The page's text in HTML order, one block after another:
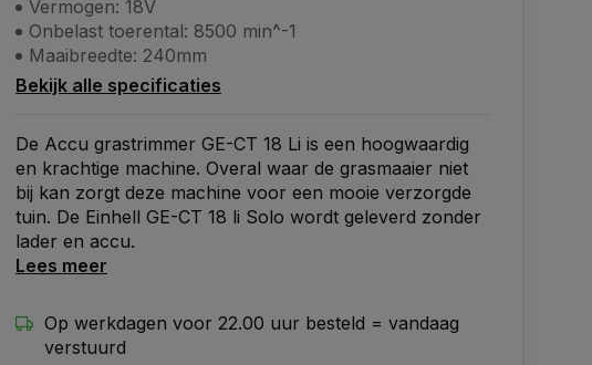
Vermogen: 18V
Onbelast toerental: 8500 min^-1
Maaibreedte: 240mm
Bekijk alle specificaties
De Accu grastrimmer GE-CT 18 Li is een hoogwaardig
en krachtige machine. Overal waar de grasmaaier niet
bij kan zorgt deze machine voor een mooie verzorgde
tuin. De Einhell GE-CT 18 li Solo wordt geleverd zonder
lader en accu.
Lees meer
Op werkdagen voor 22.00 uur besteld = vandaag
verstuurd